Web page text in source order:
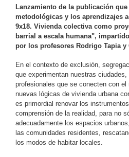
Lanzamiento de la publicación
metodológicas y los aprendizajes
9x18. Vivienda colectiva como
barrial a escala humana",
por los profesores Rodrigo Tapia y
En el contexto de exclusión,
que experimentan nuestras
profesionales que se conecten con el
nuevas lógicas de vivienda urbana
es primordial renovar los
comprensión de la realidad, para no
adecuadamente los espacios
las comunidades residentes,
los modos de habitar locales.